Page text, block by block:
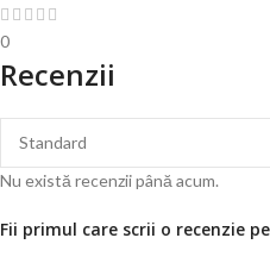
0
Recenzii
Nu există recenzii până acum.
Fii primul care scrii o recenzie